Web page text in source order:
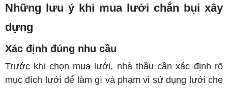
Những lưu ý khi mua lưới chắn bụi xây
dựng
Xác định đúng nhu cầu
Trước khi chọn mua lưới, nhà thầu cần xác định rõ
mục đích lưới để làm gì và phạm vi sử dụng lưới che